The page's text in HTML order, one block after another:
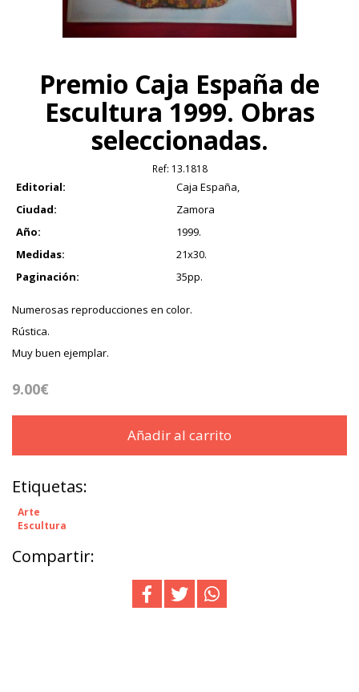
Premio Caja España de
Escultura 1999. Obras
seleccionadas.
Ref: 13.1818
Editorial:
Caja España,
Ciudad:
Zamora
Año:
1999.
Medidas:
21x30.
Paginación:
35pp.
Numerosas reproducciones en color.
Rústica.
Muy buen ejemplar.
9.00€
Añadir al carrito
Etiquetas:
Arte
Escultura
Compartir: